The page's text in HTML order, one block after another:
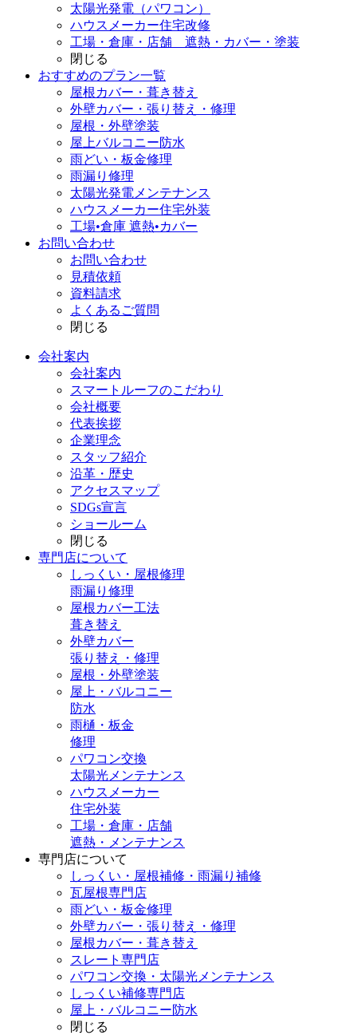
太陽光発電（パワコン）
ハウスメーカー住宅改修
工場・倉庫・店舗 遮熱・カバー・塗装
閉じる
おすすめのプラン一覧
屋根カバー・葺き替え
外壁カバー・張り替え・修理
屋根・外壁塗装
屋上バルコニー防水
雨どい・板金修理
雨漏り修理
太陽光発電メンテナンス
ハウスメーカー住宅外装
工場•倉庫 遮熱•カバー
お問い合わせ
お問い合わせ
見積依頼
資料請求
よくあるご質問
閉じる
会社案内
会社案内
スマートルーフのこだわり
会社概要
代表挨拶
企業理念
スタッフ紹介
沿革・歴史
アクセスマップ
SDGs宣言
ショールーム
閉じる
専門店について
しっくい・屋根修理
雨漏り修理
屋根カバー工法
葺き替え
外壁カバー
張り替え・修理
屋根・外壁塗装
屋上・バルコニー
防水
雨樋・板金
修理
パワコン交換
太陽光メンテナンス
ハウスメーカー
住宅外装
工場・倉庫・店舗
遮熱・メンテナンス
専門店について
しっくい・屋根補修・雨漏り補修
瓦屋根専門店
雨どい・板金修理
外壁カバー・張り替え・修理
屋根カバー・葺き替え
スレート専門店
パワコン交換・太陽光メンテナンス
しっくい補修専門店
屋上・バルコニー防水
閉じる